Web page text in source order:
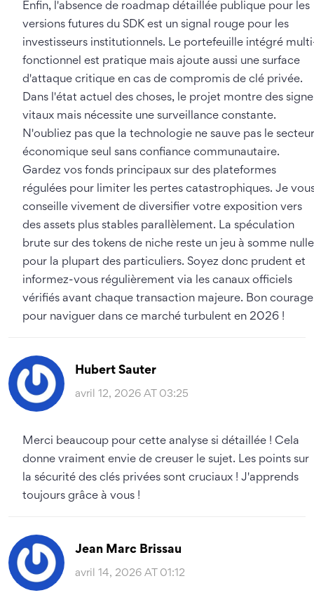
Enfin, l'absence de roadmap détaillée publique pour les
versions futures du SDK est un signal rouge pour les
investisseurs institutionnels. Le portefeuille intégré
fonctionnel est pratique mais ajoute aussi une surface
d'attaque critique en cas de compromis de clé privée.
Dans l'état actuel des choses, le projet montre des
vitaux mais nécessite une surveillance constante.
N'oubliez pas que la technologie ne sauve pas le secteur
économique seul sans confiance communautaire.
Gardez vos fonds principaux sur des plateformes
régulées pour limiter les pertes catastrophiques. Je
conseille vivement de diversifier votre exposition vers
des assets plus stables parallèlement. La spéculation
brute sur des tokens de niche reste un jeu à somme nulle
pour la plupart des particuliers. Soyez donc prudent et
informez-vous régulièrement via les canaux officiels
vérifiés avant chaque transaction majeure. Bon courage
pour naviguer dans ce marché turbulent en 2026 !
Hubert Sauter
avril 12, 2026 AT 03:25
Merci beaucoup pour cette analyse si détaillée ! Cela
donne vraiment envie de creuser le sujet. Les points sur
la sécurité des clés privées sont cruciaux ! J'apprends
toujours grâce à vous !
Jean Marc Brissau
avril 14, 2026 AT 01:12